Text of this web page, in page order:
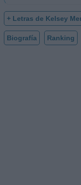
+ Letras de Kelsey
Biografía Ranking